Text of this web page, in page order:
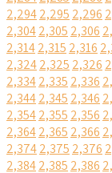
2,2942,295 2,296
2,3042,305 2,306
2,3142,315 2,316
2,3242,325 2,326
2,3342,335 2,336
2,3442,345 2,346
2,3542,355 2,356
2,3642,365 2,366
2,3742,375 2,376
2,3842,385 2,386